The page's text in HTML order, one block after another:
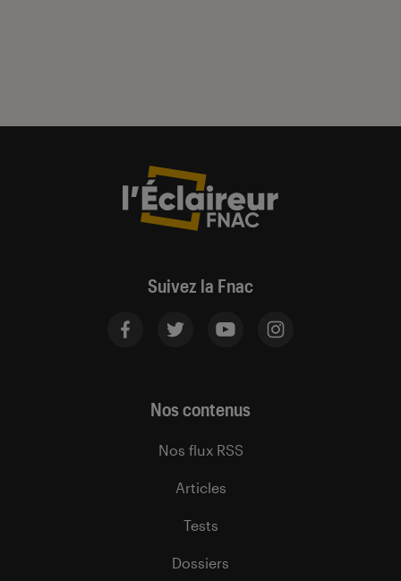
Suivez la Fnac
Nos contenus
Nos flux RSS
Articles
Tests
Dossiers